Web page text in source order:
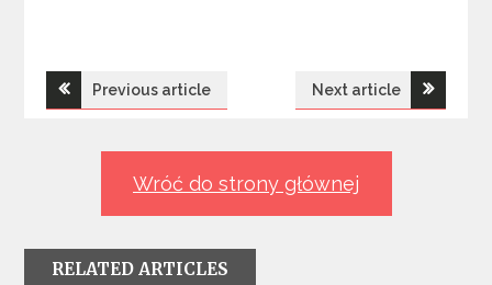
Nawigacja
Previous article Next article
Wróć do strony głównej
RELATED ARTICLES
Ogłoszenia